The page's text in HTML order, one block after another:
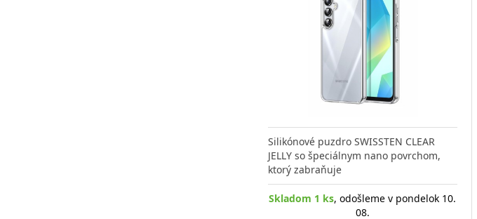
Silikónové puzdro SWISSTEN CLEAR
JELLY so špeciálnym nano povrchom,
ktorý zabraňuje
Skladom 1 ks, odošleme v pondelok 10.
08.